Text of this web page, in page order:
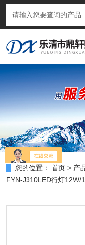
您的位置： 首页 > 产
FYN-J310LED行灯12W/